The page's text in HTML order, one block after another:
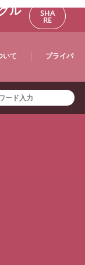
ル
SHA
RE
いて プライバシ